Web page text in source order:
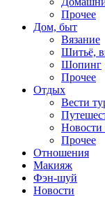
Прочее
Дом, быт
Вязание
Шитьё,
Шопинг
Прочее
Отдых
Вести
Новости
Прочее
Отношения
Макияж
Фэн-шуй
Новости